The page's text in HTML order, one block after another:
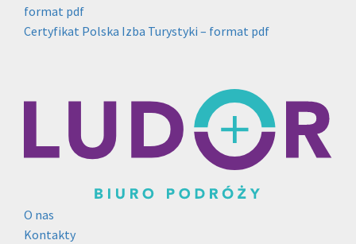
format pdf
Certyfikat Polska Izba Turystyki – format pdf
O nas
Kontakty